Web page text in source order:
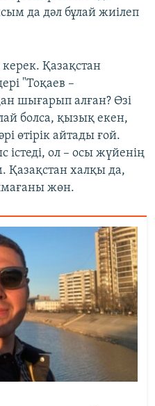
да дәл бұлай жиілеп
Қазақстан
"Тоқаев –
шығарып алған? Өзі
болса, қызық екен,
өтірік айтады ғой.
ол – осы жүйенің
халқы да,
жөн.